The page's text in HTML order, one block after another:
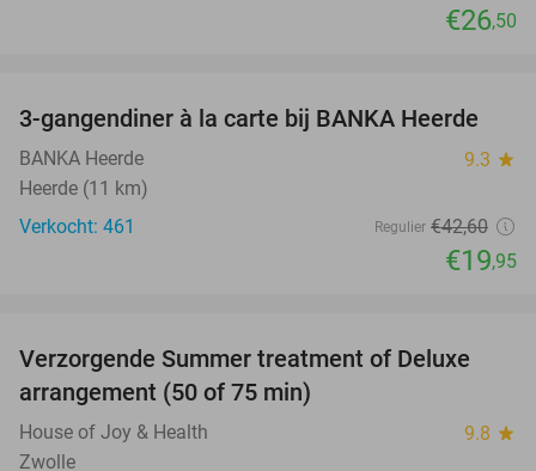
€26,50
53%
3-gangendiner à la carte bij BANKA Heerde
BANKA Heerde 9.3 star
Heerde (11 km)
Verkocht: 461
Regulier €42,60
€19,95
47%
Verzorgende Summer treatment of Deluxe
arrangement (50 of 75 min)
House of Joy & Health 9.8 star
Zwolle